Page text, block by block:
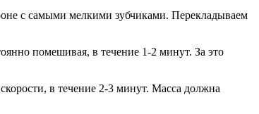
с самыми мелкими зубчиками. Перекладываем
помешивая, в течение 1-2 минут. За это
в течение 2-3 минут. Масса должна